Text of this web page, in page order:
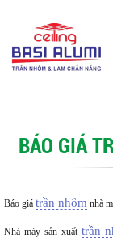
BÁO GIÁ
Báo giá trần nhôm nhà
Nhà máy sản xuất trần